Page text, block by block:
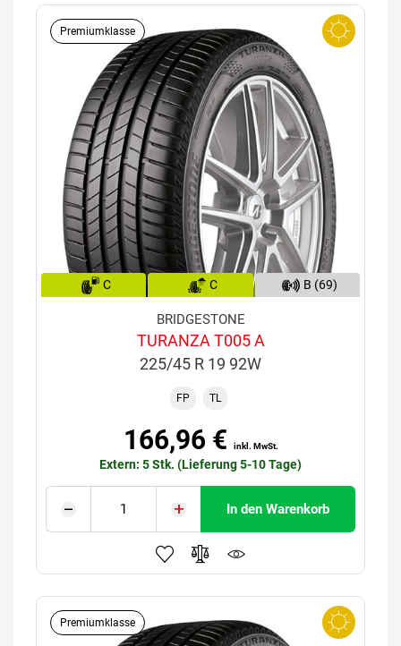
Premiumklasse
C C B (69)
BRIDGESTONE
TURANZA T005 A
225/45 R 19 92W
FP TL
166,96 € inkl. MwSt.
Extern: 5 Stk. (Lieferung 5-10 Tage)
In den Warenkorb
Premiumklasse